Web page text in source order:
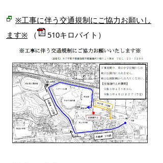
※工事に伴う交通規制にご協力お願いし
ます※ （ 510キロバイト）